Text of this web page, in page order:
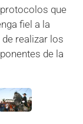
que
fiel a la
realizar los
de la